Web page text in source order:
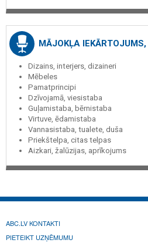
MĀJOKĻA
Dizains, interjers, dizaineri
Mēbeles
Pamatprincipi
Dzīvojamā, viesistaba
Guļamistaba, bērnistaba
Virtuve, ēdamistaba
Vannasistaba, tualete, duša
Priekštelpa, citas telpas
Aizkari, žalūzijas, aprīkojums
ABC.LV KONTAKTI
PIETEIKT UZŅĒMUMU